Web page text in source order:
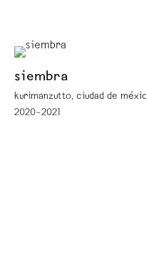
siembra
kurimanzutto, ciudad de
2020–2021